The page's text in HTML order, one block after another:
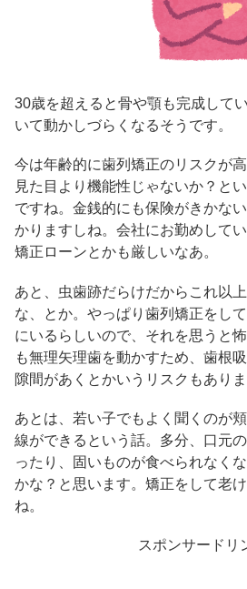
30歳を超えると骨や顎も完成して
いて動かしづらくなるそうです。
今は年齢的に歯列矯正のリスクが
見た目より機能性じゃないか？と
ですね。金銭的にも保険がきかな
かりますしね。会社にお勤めして
矯正ローンとかも厳しいなあ。
あと、虫歯跡だらけだからこれ以
な、とか。やっぱり歯列矯正をし
にいるらしいので、それを思うと
も無理矢理歯を動かすため、歯根
隙間があくとかいうリスクもありま
あとは、若い子でもよく聞くのが
線ができるという話。多分、口元
ったり、固いものが食べられなく
かな？と思います。矯正をして老
ね。
スポンサードリ